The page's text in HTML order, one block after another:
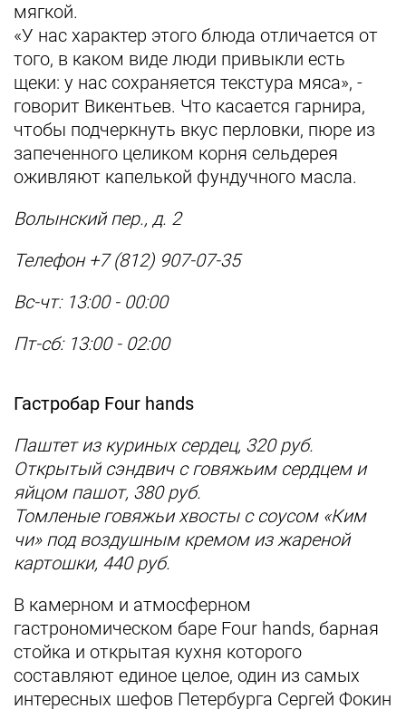
мягкой.
«У нас характер этого блюда отличается от
того, в каком виде люди привыкли есть
щеки: у нас сохраняется текстура мяса», -
говорит Викентьев. Что касается гарнира,
чтобы подчеркнуть вкус перловки, пюре из
запеченного целиком корня сельдерея
оживляют капелькой фундучного масла.
Волынский пер., д. 2
Телефон +7 (812) 907-07-35
Вс-чт: 13:00 - 00:00
Пт-сб: 13:00 - 02:00
Гастробар Four hands
Паштет из куриных сердец, 320 руб.
Открытый сэндвич с говяжьим сердцем и
яйцом пашот, 380 руб.
Томленые говяжьи хвосты с соусом «Ким
чи» под воздушным кремом из жареной
картошки, 440 руб.
В камерном и атмосферном
гастрономическом баре Four hands, барная
стойка и открытая кухня которого
составляют единое целое, один из самых
интересных шефов Петербурга Сергей Фокин